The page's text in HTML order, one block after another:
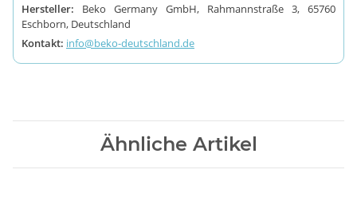
Hersteller: Beko Germany GmbH, Rahmannstraße 3, 65760
Eschborn, Deutschland
Kontakt: info@beko-deutschland.de
Ähnliche Artikel